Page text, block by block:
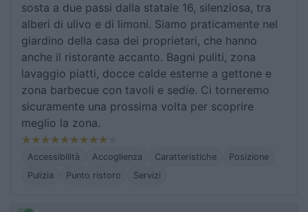
sosta a due passi dalla statale 16, silenziosa, tra
alberi di ulivo e di limoni. Siamo praticamente nel
giardino della casa dei proprietari, che hanno
anche il ristorante accanto. Bagni puliti, zona
lavaggio piatti, docce calde esterne a gettone e
zona barbecue con tavoli e sedie. Ci torneremo
sicuramente una prossima volta per scoprire
meglio la zona.
Accessibilità Accoglienza Caratteristiche
Posizione
Pulizia
Punto ristoro Servizi